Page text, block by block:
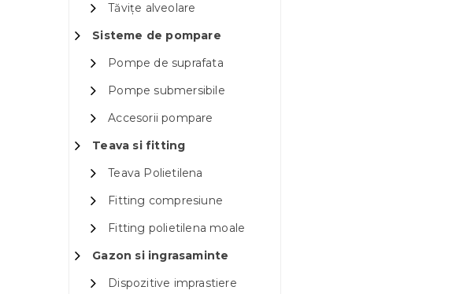
Tăvițe alveolare
Sisteme de pompare
Pompe de suprafata
Pompe submersibile
Accesorii pompare
Teava si fitting
Teava Polietilena
Fitting compresiune
Fitting polietilena moale
Gazon si ingrasaminte
Dispozitive imprastiere